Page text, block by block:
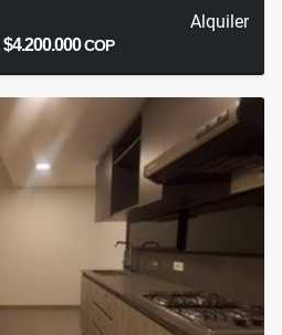
Alquiler
$4.200.000COP